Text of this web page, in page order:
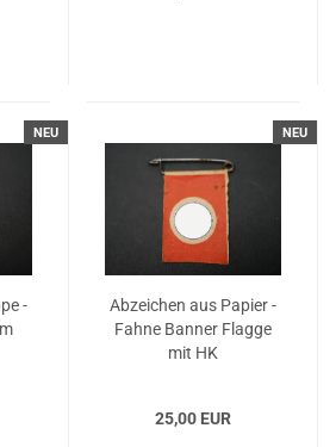
NEU
-
NEU
Abzeichen aus Papier -
Fahne Banner Flagge
mit HK
25,00 EUR